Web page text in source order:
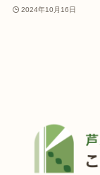
2024年10月16日